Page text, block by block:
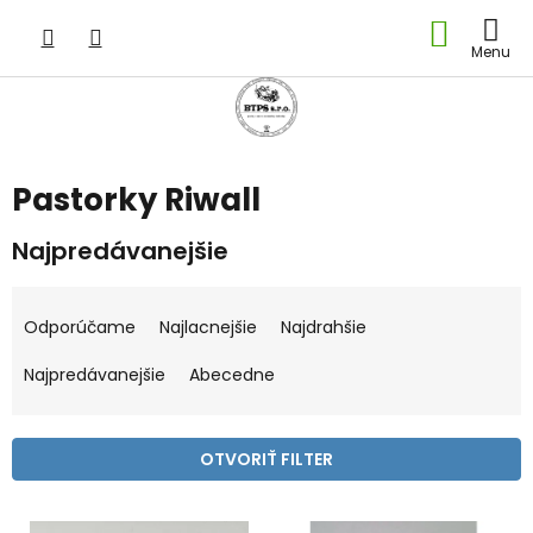
obsah
KOŠÍK
Pastorky Riwall
Najpredávanejšie
a
e
i
p
Odporúčame Najlacnejšie
Najdrahšie
Najpredávanejšie
Abecedne
OTVORIŤ FILTER